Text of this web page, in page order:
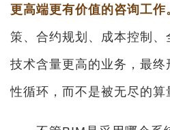
更高端更有价值的咨询工作
策、合约规划、成本控制
技术含量更高的业务，最终
性循环，而不是被无尽的算